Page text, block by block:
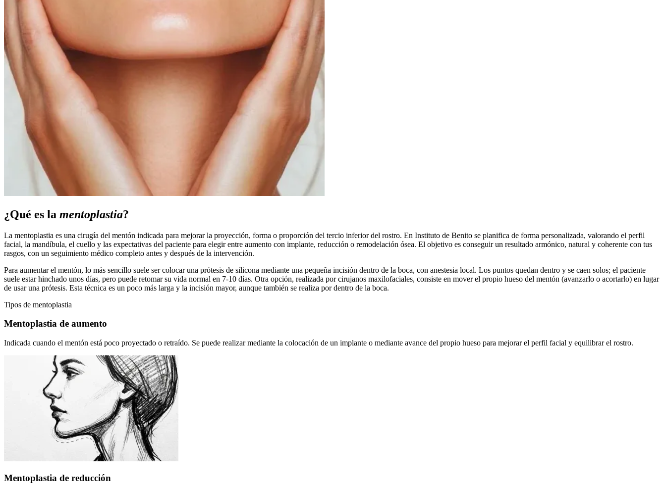
¿Qué es la mentoplastia?
La mentoplastia es una cirugía del mentón indicada para mejorar la proyección, forma o proporción del tercio inferior del rostro. En Instituto de Benito se planifica de forma personalizada, valorando el perfil
facial, la mandíbula, el cuello y las expectativas del paciente para elegir entre aumento con implante, reducción o remodelación ósea. El objetivo es conseguir un resultado armónico, natural y coherente con tus
rasgos, con un seguimiento médico completo antes y después de la intervención.
Para aumentar el mentón, lo más sencillo suele ser colocar una prótesis de silicona mediante una pequeña incisión dentro de la boca, con anestesia local. Los puntos quedan dentro y se caen solos; el paciente
suele estar hinchado unos días, pero puede retomar su vida normal en 7-10 días. Otra opción, realizada por cirujanos maxilofaciales, consiste en mover el propio hueso del mentón (avanzarlo o acortarlo) en lugar
de usar una prótesis. Esta técnica es un poco más larga y la incisión mayor, aunque también se realiza por dentro de la boca.
Tipos de mentoplastia
Mentoplastia de aumento
Indicada cuando el mentón está poco proyectado o retraído. Se puede realizar mediante la colocación de un implante o mediante avance del propio hueso para mejorar el perfil facial y equilibrar el rostro.
Mentoplastia de reducción